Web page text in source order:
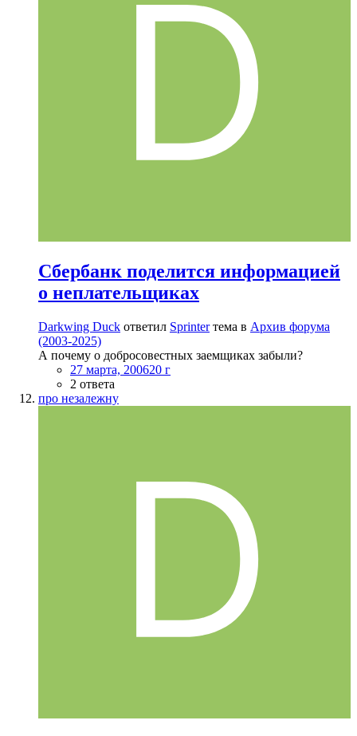
Сбербанк поделится информацией
о неплательщиках
Darkwing Duck ответил Sprinterтема в Архив форума
(2003-2025)
А почему о добросовестных заемщиках забыли?
27 марта, 200620 г
2 ответа
про незалежну